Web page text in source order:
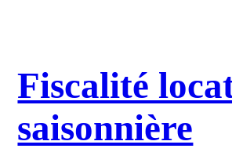
Fiscalité
saisonnière